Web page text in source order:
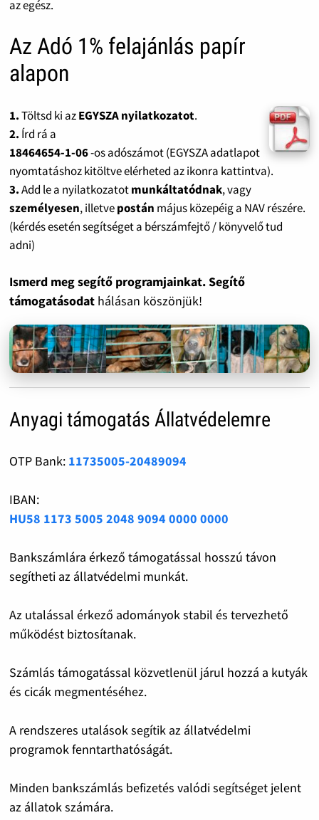
az egész.
Az Adó 1% felajánlás papír
alapon
1.Töltsd ki azEGYSZA nyilatkozatot.
2. Írd rá a
18464654-1-06-os adószámot (EGYSZA adatlapot
nyomtatáshoz kitöltve elérheted az ikonra kattintva).
3.Add le a nyilatkozatotmunkáltatódnak, vagy
személyesen, illetvepostán május közepéig a NAV részére.
(kérdés esetén segítséget a bérszámfejtő / könyvelő tud
adni)
Ismerd meg segítő programjainkat. Segítő
támogatásodat hálásan köszönjük!
Anyagi támogatás Állatvédelemre
OTP Bank: 11735005-20489094
IBAN:
HU58 1173 5005 2048 9094 0000 0000
Bankszámlára érkező támogatással hosszú távon
segítheti az állatvédelmi munkát.
Az utalással érkező adományok stabil és tervezhető
működést biztosítanak.
Számlás támogatással közvetlenül járul hozzá a kutyák
és cicák megmentéséhez.
A rendszeres utalások segítik az állatvédelmi
programok fenntarthatóságát.
Minden bankszámlás befizetés valódi segítséget jelent
az állatok számára.